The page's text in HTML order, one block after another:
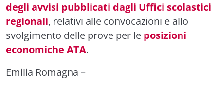
degli avvisi pubblicati dagli Uffici scolastici
regionali, relativi alle convocazioni e allo
svolgimento delle prove per le posizioni
economiche ATA.
Emilia Romagna –